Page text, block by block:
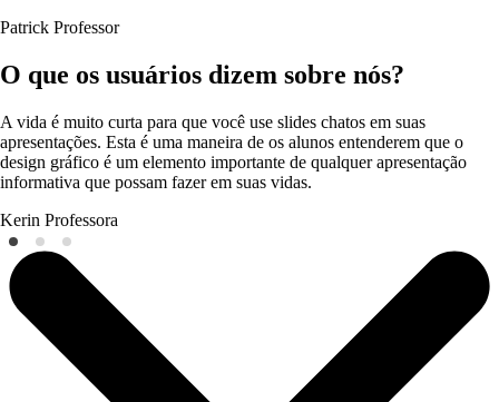
Patrick Professor
O que os usuários dizem sobre nós?
A vida é muito curta para que você use slides chatos em suas
apresentações. Esta é uma maneira de os alunos entenderem que o
design gráfico é um elemento importante de qualquer apresentação
informativa que possam fazer em suas vidas.
Kerin Professora